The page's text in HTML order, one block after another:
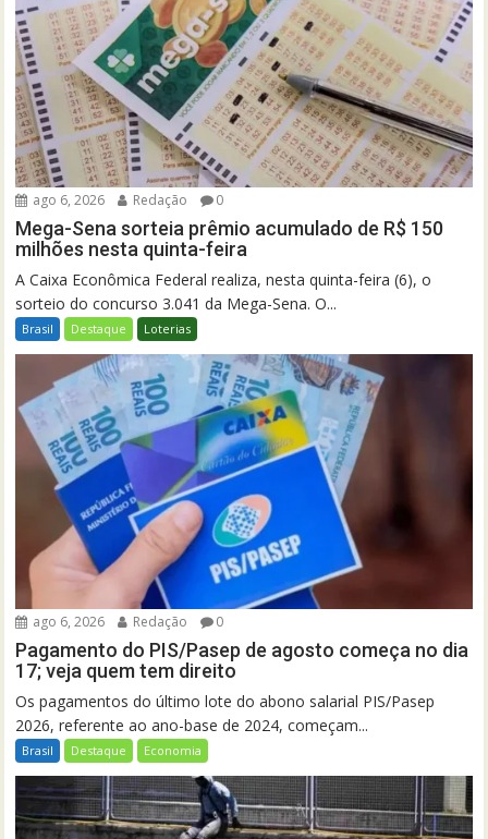
ago 6, 2026 Redação 0
Mega-Sena sorteia prêmio acumulado de R$ 150
milhões nesta quinta-feira
A Caixa Econômica Federal realiza, nesta quinta-feira (6), o
sorteio do concurso 3.041 da Mega-Sena. O...
Brasil Destaque Loterias
ago 6, 2026 Redação 0
Pagamento do PIS/Pasep de agosto começa no dia
17; veja quem tem direito
Os pagamentos do último lote do abono salarial PIS/Pasep
2026, referente ao ano-base de 2024, começam...
Brasil Destaque Economia